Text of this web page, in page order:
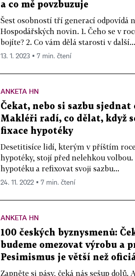
a co mě povzbuzuje
Šest osobností tří generací odpovídá
Hospodářských novin. 1. Čeho se v
bojíte? 2. Co vám dělá starosti v další...
13. 1. 2023 ▪ 7 min. čtení
ANKETA HN
Čekat, nebo si sazbu sjednat
Makléři radí, co dělat, když
fixace hypotéky
Desetitisíce lidí, kterým v příštím
hypotéky, stojí před nelehkou
hypotéku a refixovat svoji sazbu...
24. 11. 2022 ▪ 7 min. čtení
ANKETA HN
100 českých byznysmenů:
budeme omezovat výrobu a
Pesimismus je větší než
Zapněte si pásy, čeká nás sešup dolů.